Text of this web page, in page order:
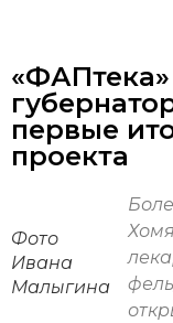
первые
проекта
Фото
Ивана
Малыгина